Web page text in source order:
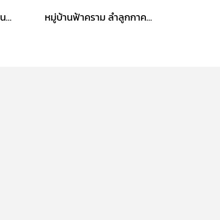
บ้านเดี่ยวหลังใหญ่ มัณฑนา วงแหวน–บางบอน พร้อมส่วนต่อเติมห้องทำงานหรือสตูดิโอ (ขนาด 101 ตร.ว.) บางบอน กทม. : Mantana Wongwaen-Bangbon โครงการคุณภาพจาก Land & Houses หมู่บ้านฟ้าคราม ลำลูกกาคลอง 2 (ขนาด 40 ตร.ว.) คูคต ปทุมธานี เข้า-ออกได้2เส้นทาง ถ.ลำลูกกา ถ.รังสิต-นครนายก ใกล้รถไฟฟ้าสีเขียว(BTS)สถานีคูคต